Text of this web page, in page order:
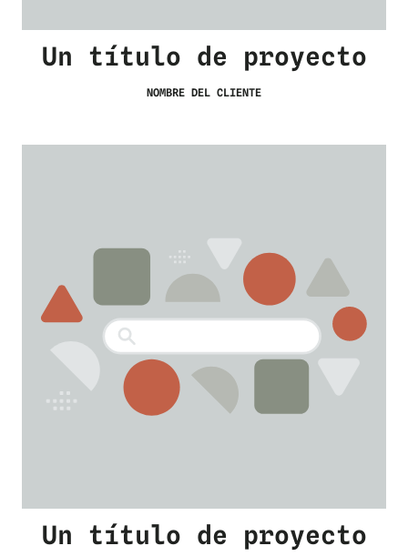
Un título de proyecto
NOMBRE DEL CLIENTE
Un título de proyecto